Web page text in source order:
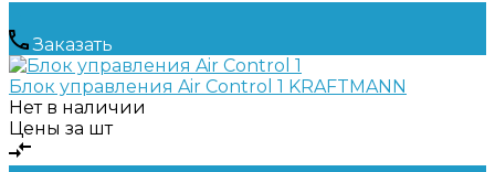
Заказать
Блок управления Air Control 1 KRAFTMANN
Нет в наличии
Цены за шт